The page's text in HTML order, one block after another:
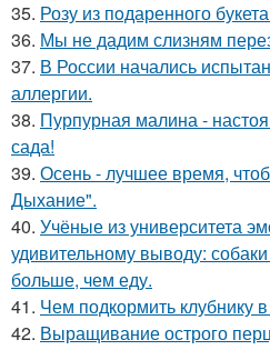
35. Розу из пoдаренного
36. Мы не дадим слизням
37. В России начались
аллергии.
38. Пурпурная малина -
сада!
39. Осень - лучшее время,
Дыхание".
40. Учёные из университета
удивительному выводу:
больше, чем еду.
41. Чем подкормить клубнику
42. Выращивание острого